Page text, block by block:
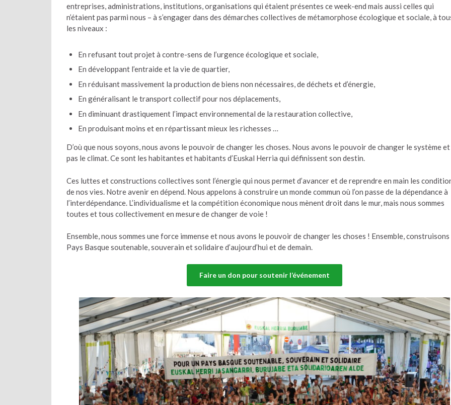
entreprises, administrations, institutions, organisations qui étaient présentes ce week-end mais aussi celles qui
n’étaient pas parmi nous – à s’engager dans des démarches collectives de métamorphose écologique et sociale, à
les niveaux :
En refusant tout projet à contre-sens de l’urgence écologique et sociale,
En développant l’entraide et la vie de quartier,
En réduisant massivement la production de biens non nécessaires, de déchets et d’énergie,
En généralisant le transport collectif pour nos déplacements,
En diminuant drastiquement l’impact environnemental de la restauration collective,
En produisant moins et en répartissant mieux les richesses …
D’où que nous soyons, nous avons le pouvoir de changer les choses. Nous avons le pouvoir de changer le système et
pas le climat. Ce sont les habitantes et habitants d’Euskal Herria qui définissent son destin.
Ces luttes et constructions collectives sont l’énergie qui nous permet d’avancer et de reprendre en main les
de nos vies. Notre avenir en dépend. Nous appelons à construire un monde commun où l’on passe de la dépendance à
l’interdépendance. L’individualisme et la compétition économique nous mènent droit dans le mur, mais nous sommes
toutes et tous collectivement en mesure de changer de voie !
Ensemble, nous sommes une force immense et nous avons le pouvoir de changer les choses ! Ensemble, construisons
Pays Basque soutenable, souverain et solidaire d’aujourd’hui et de demain.
Faire un don pour soutenir l’événement